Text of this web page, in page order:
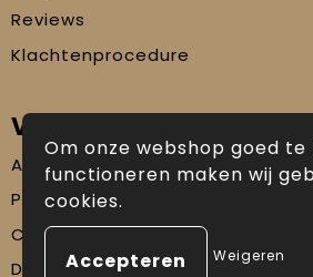
Reviews
Klachtenprocedure
Veilig winkelen
Algemene voorwaarden
Privacyverklaring
Cookiebeleid
Disclaimer
Om onze webshop goed
functioneren maken wij
cookies.
Weigeren